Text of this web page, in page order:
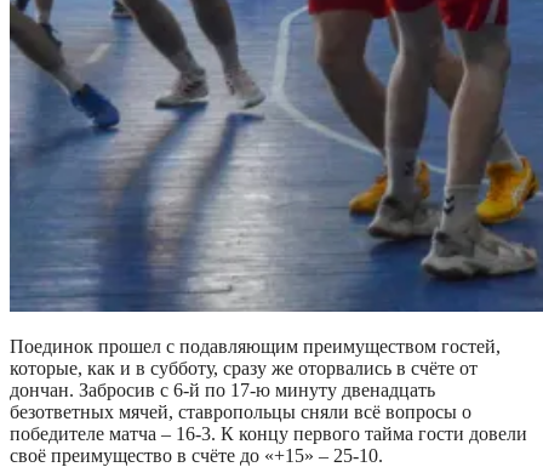
Поединок прошел с подавляющим преимуществом гостей,
которые, как и в субботу, сразу же оторвались в счёте от
дончан. Забросив с 6-й по 17-ю минуту двенадцать
безответных мячей, ставропольцы сняли всё вопросы о
победителе матча – 16-3. К концу первого тайма гости довели
своё преимущество в счёте до «+15» – 25-10.